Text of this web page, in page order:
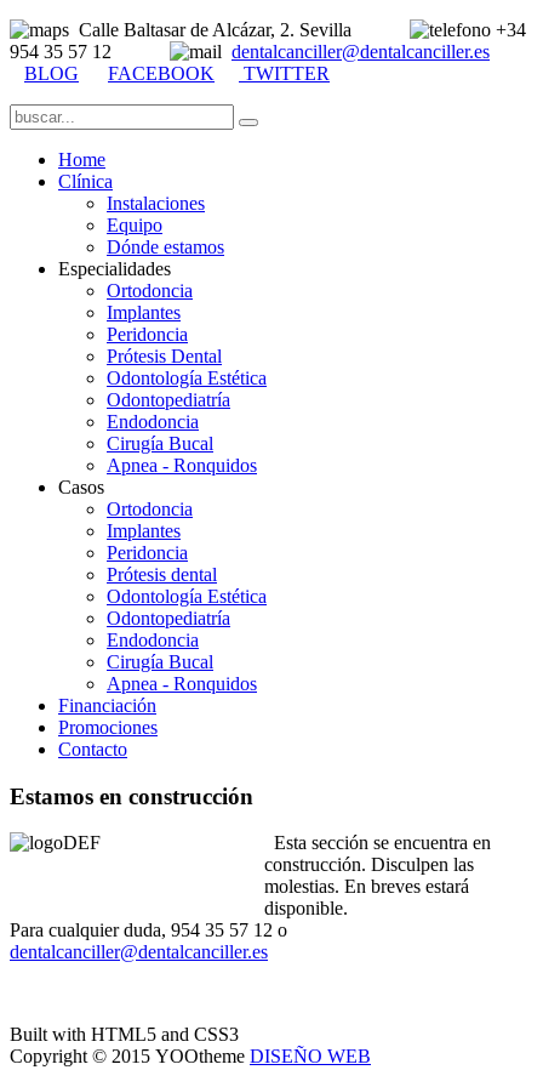
Calle Baltasar de Alcázar, 2. Sevilla
+34
954 35 57 12
dentalcanciller@dentalcanciller.es
BLOG
FACEBOOK TWITTER
Home
Clínica
Instalaciones
Equipo
Dónde estamos
Especialidades
Ortodoncia
Implantes
Peridoncia
Prótesis Dental
Odontología Estética
Odontopediatría
Endodoncia
Cirugía Bucal
Apnea - Ronquidos
Casos
Ortodoncia
Implantes
Peridoncia
Prótesis dental
Odontología Estética
Odontopediatría
Endodoncia
Cirugía Bucal
Apnea - Ronquidos
Financiación
Promociones
Contacto
Estamos en construcción
Esta sección se encuentra en
construcción. Disculpen las
molestias. En breves estará
disponible.
Para cualquier duda, 954 35 57 12 o
dentalcanciller@dentalcanciller.es
Built with HTML5 and CSS3
Copyright © 2015 YOOtheme DISEÑO WEB